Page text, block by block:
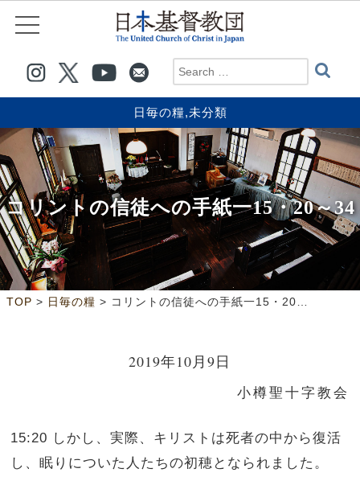
日毎の糧,未分類
コリントの信徒への手紙一15・20～34
TOP > 日毎の糧 > コリントの信徒への手紙一15・20～34
2019年10月9日
小樽聖十字教会
15:20 しかし、実際、キリストは死者の中から復活
し、眠りについた人たちの初穂となられました。